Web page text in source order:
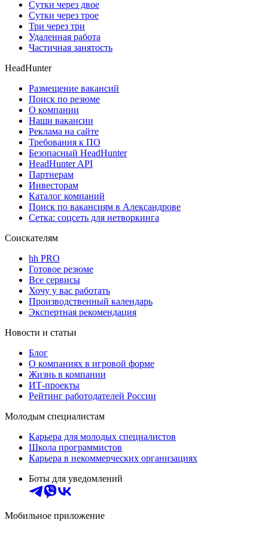
Сутки через двое
Сутки через трое
Три через три
Удаленная работа
Частичная занятость
HeadHunter
Размещение вакансий
Поиск по резюме
О компании
Наши вакансии
Реклама на сайте
Требования к ПО
Безопасный HeadHunter
HeadHunter API
Партнерам
Инвесторам
Каталог компаний
Поиск по вакансиям в Александрове
Сетка: соцсеть для нетворкинга
Соискателям
hh PRO
Готовое резюме
Все сервисы
Хочу у вас работать
Производственный календарь
Экспертная рекомендация
Новости и статьи
Блог
О компаниях в игровой форме
Жизнь в компании
ИТ-проекты
Рейтинг работодателей России
Молодым специалистам
Карьера для молодых специалистов
Школа программистов
Карьера в некоммерческих организациях
Боты для уведомлений
Мобильное приложение